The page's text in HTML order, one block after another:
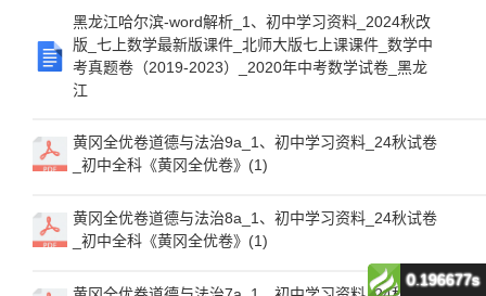
黑龙江哈尔滨-word解析_1、初中学习资料_2024秋改
版_七上数学最新版课件_北师大版七上课课件_数学中
考真题卷（2019-2023）_2020年中考数学试卷_黑龙
江
黄冈全优卷道德与法治9a_1、初中学习资料_24秋试卷
_初中全科《黄冈全优卷》(1)
黄冈全优卷道德与法治8a_1、初中学习资料_24秋试卷
_初中全科《黄冈全优卷》(1)
0.196677s